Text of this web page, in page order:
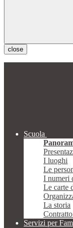
close
Scuola
I luoghi
Le
I numeri
Le carte
La storia
Servizi per